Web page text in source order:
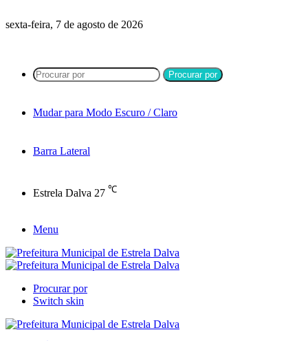
sexta-feira, 7 de agosto de 2026
Procurar por
Mudar para Modo Escuro / Claro
Barra Lateral
Estrela Dalva 27 ℃
Menu
Procurar por
Switch skin